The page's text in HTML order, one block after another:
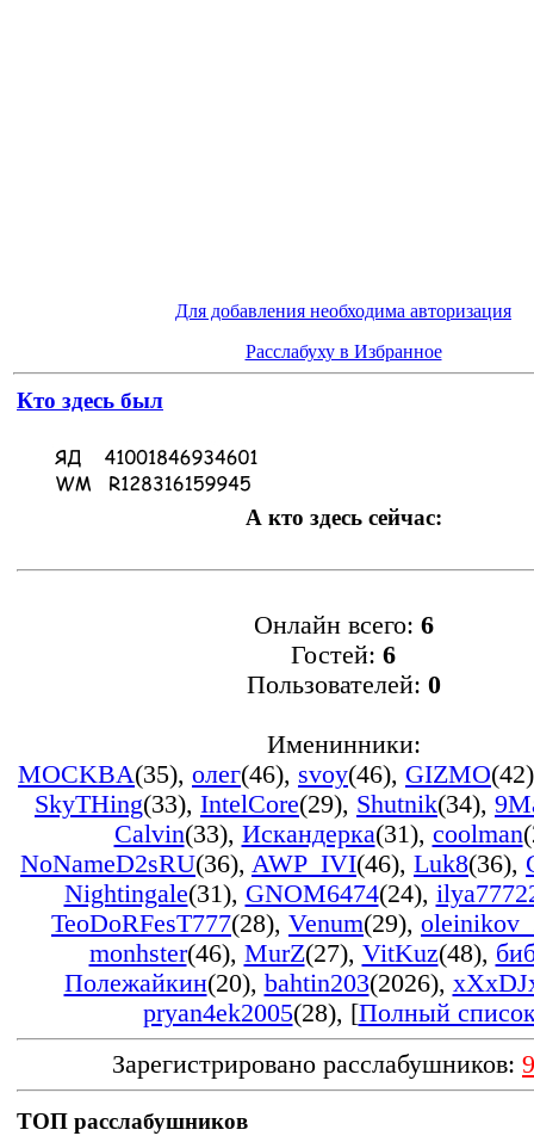
Для добавления необходима авторизация
Расслабуху в Избранное
Кто здесь был
А кто здесь сейчас:
Онлайн всего: 6
Гостей: 6
Пользователей: 0
Именинники:
MOCKBA(35), олег(46), svoy(46), GIZMO(42)
SkyTHing(33), IntelCore(29), Shutnik(34),
Calvin(33), Искандерка(31), coolman
NoNameD2sRU(36), AWP_IVI(46), Luk8(36),
Nightingale(31), GNOM6474(24),
TeoDoRFesT777(28), Venum(29),
monhster(46), MurZ(27), VitKuz(48),
Полежайкин(20), bahtin203(2026),
pryan4ek2005(28), [Полный
Зарегистрировано расслабушников:
ТОП расслабушников